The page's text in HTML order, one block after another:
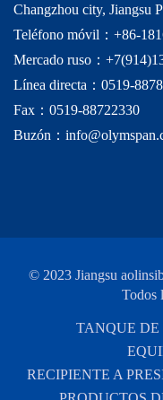
Changzhou city, Jiangsu
Teléfono móvil：+86-
Mercado ruso：
Línea directa：0519-
Fax：0519-88722330
Buzón：
© 2023 Jiangsu
Todos
TANQUE DE
RECIPIENTE A